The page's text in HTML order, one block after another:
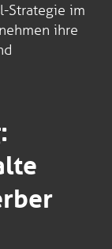
Strategie im
ihre